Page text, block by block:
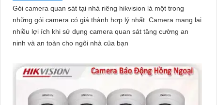
Gói camera quan sát tại nhà riêng hikvision là một trong
những gói camera có giá thành hợp lý nhất. Camera mang lại
nhiều lợi ích khi sử dụng camera quan sát tăng cường an
ninh và an toàn cho ngôi nhà của bạn